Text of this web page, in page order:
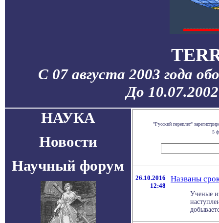
С 07 августа 2003 года
До
НАУКА
Новости
Научный форум
"Русский переплет"
5
26.10.2016
12:48
Названы
Ученые